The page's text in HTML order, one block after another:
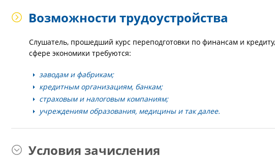
Возможности трудоустройства
Слушатель, прошедший курс переподготовки по финансам и
сфере экономики требуются:
заводам и фабрикам;
кредитным организациям, банкам;
страховым и налоговым компаниям;
учреждениям образования, медицины и так далее.
Условия зачисления